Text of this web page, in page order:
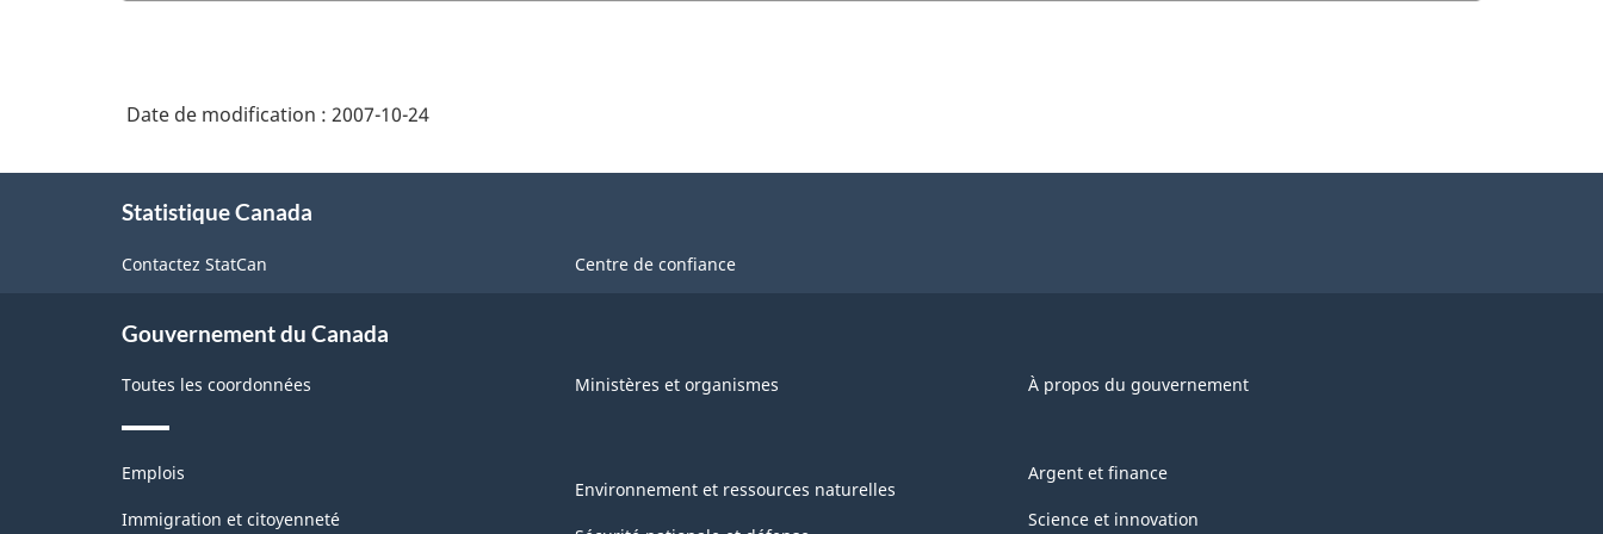
Date de modification : 2007-10-24
Statistique Canada
Contactez StatCan Centre de confiance
Gouvernement du Canada
Toutes les coordonnées Ministères et organismes À propos du gouvernement
Thèmes
sujets
Emplois
Immigration et citoyenneté
Environnement et ressources naturelles
Argent et finance
Science et innovation